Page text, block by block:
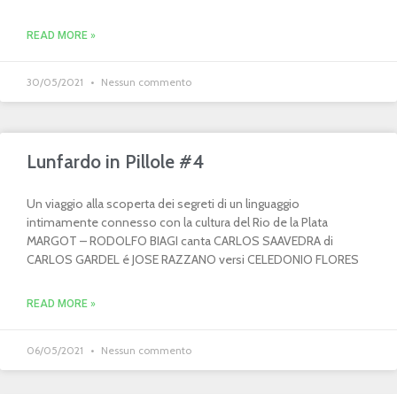
READ MORE »
30/05/2021 Nessun commento
Lunfardo in Pillole #4
Un viaggio alla scoperta dei segreti di un linguaggio
intimamente connesso con la cultura del Rio de la Plata
MARGOT – RODOLFO BIAGI canta CARLOS SAAVEDRA di
CARLOS GARDEL é JOSE RAZZANO versi CELEDONIO FLORES
READ MORE »
06/05/2021 Nessun commento